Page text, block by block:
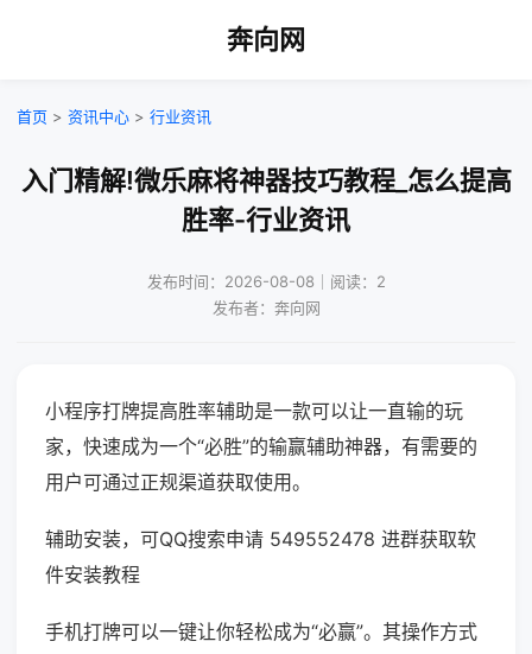
奔向网
首页 > 资讯中心 > 行业资讯
入门精解!微乐麻将神器技巧教程_怎么提高
胜率-行业资讯
发布时间：2026-08-08｜阅读：2
发布者：奔向网
小程序打牌提高胜率辅助是一款可以让一直输的玩
家，快速成为一个“必胜”的输赢辅助神器，有需要的
用户可通过正规渠道获取使用。
辅助安装，可QQ搜索申请 549552478 进群获取软
件安装教程
手机打牌可以一键让你轻松成为“必赢”。其操作方式